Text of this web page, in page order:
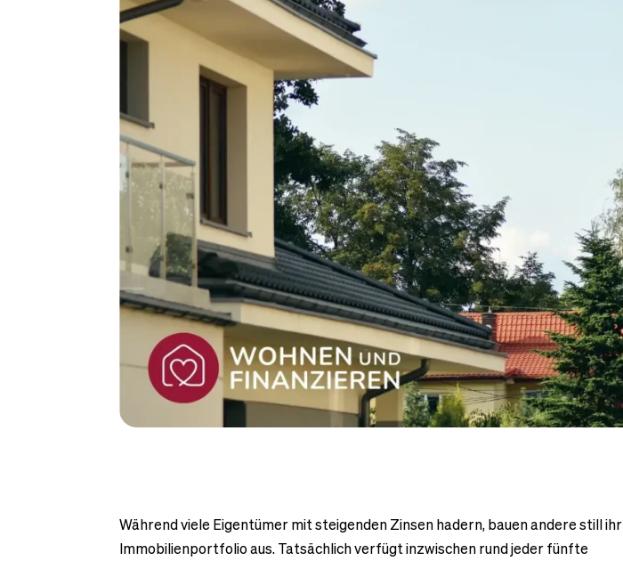
Während viele Eigentümer mit steigenden Zinsen hadern, bauen andere still ihr
Immobilienportfolio aus. Tatsächlich verfügt inzwischen rund jeder fünfte